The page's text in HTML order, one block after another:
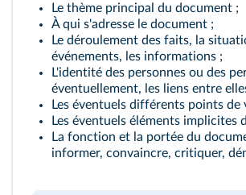
Le thème principal du document ;
À qui s'adresse le document ;
Le déroulement des faits, la
événements, les informations ;
L'identité des personnes ou des
éventuellement, les liens entre
Les éventuels différents points de
Les éventuels éléments implicites
La fonction et la portée du
informer, convaincre, critiquer,